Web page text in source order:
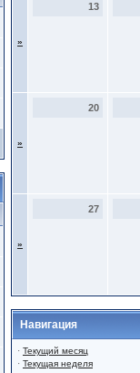
»
13
»
20
»
27
Навигация
· Текущий месяц
· Текущая неделя